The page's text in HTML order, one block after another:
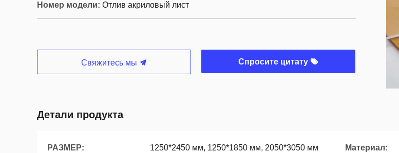
Номер модели: Отлив акриловый лист
Свяжитесь мы Спросите цитату
Детали продукта
РАЗМЕР: 1250*2450 мм, 1250*1850 мм, 2050*3050 мм Материал: